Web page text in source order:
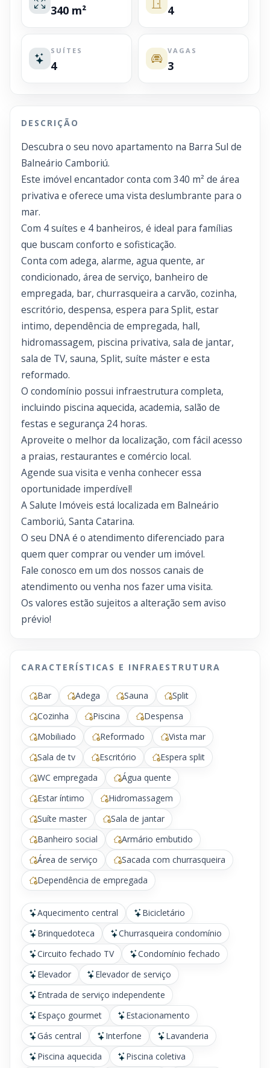
340 m² 4
SUÍTES
4
VAGAS
3
DESCRIÇÃO
Descubra o seu novo apartamento na Barra Sul de
Balneário Camboriú.
Este imóvel encantador conta com 340 m² de área
privativa e oferece uma vista deslumbrante para o
mar.
Com 4 suítes e 4 banheiros, é ideal para famílias
que buscam conforto e sofisticação.
Conta com adega, alarme, agua quente, ar
condicionado, área de serviço, banheiro de
empregada, bar, churrasqueira a carvão, cozinha,
escritório, despensa, espera para Split, estar
intimo, dependência de empregada, hall,
hidromassagem, piscina privativa, sala de jantar,
sala de TV, sauna, Split, suíte máster e esta
reformado.
O condomínio possui infraestrutura completa,
incluindo piscina aquecida, academia, salão de
festas e segurança 24 horas.
Aproveite o melhor da localização, com fácil acesso
a praias, restaurantes e comércio local.
Agende sua visita e venha conhecer essa
oportunidade imperdível!
A Salute Imóveis está localizada em Balneário
Camboriú, Santa Catarina.
O seu DNA é o atendimento diferenciado para
quem quer comprar ou vender um imóvel.
Fale conosco em um dos nossos canais de
atendimento ou venha nos fazer uma visita.
Os valores estão sujeitos a alteração sem aviso
prévio!
CARACTERÍSTICAS E INFRAESTRUTURA
Bar Adega Sauna
Split
Cozinha
Piscina
Despensa
Mobiliado
Reformado
Vista mar
Sala de tv
Escritório
Espera split
WC empregada
Água quente
Estar íntimo
Hidromassagem
Suíte master
Sala de jantar
Banheiro social
Armário embutido
Área de serviço
Sacada com churrasqueira
Dependência de empregada
Aquecimento central
Bicicletário
Brinquedoteca
Churrasqueira condomínio
Circuito fechado TV
Condomínio fechado
Elevador
Elevador de serviço
Entrada de serviço independente
Espaço gourmet
Estacionamento
Gás central
Interfone
Lavanderia
Piscina aquecida
Piscina coletiva